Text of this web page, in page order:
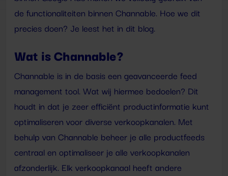
de functionaliteiten binnen Channable. Hoe we dit
precies doen? Je leest het in dit blog.
Wat is Channable?
Channable is in de basis een geavanceerde feed
management tool. Wat wij hiermee bedoelen? Dit
houdt in dat je zeer efficiënt productinformatie kunt
optimaliseren voor diverse verkoopkanalen. Met
behulp van Channable beheer je alle productfeeds
centraal en optimaliseer je alle verkoopkanalen
afzonderlijk. Elk verkoopkanaal heeft andere